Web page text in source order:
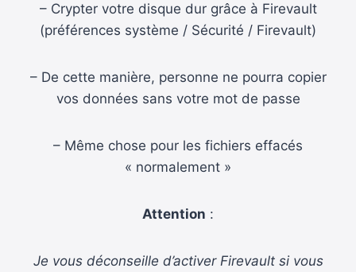
– Crypter votre disque dur grâce à Firevault
(préférences système / Sécurité / Firevault)
– De cette manière, personne ne pourra copier
vos données sans votre mot de passe
– Même chose pour les fichiers effacés
« normalement »
Attention :
Je vous déconseille d’activer Firevault si vous